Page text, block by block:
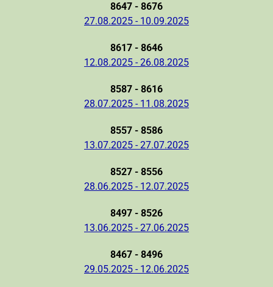
8647 - 8676
27.08.2025 - 10.09.2025
8617 - 8646
12.08.2025 - 26.08.2025
8587 - 8616
28.07.2025 - 11.08.2025
8557 - 8586
13.07.2025 - 27.07.2025
8527 - 8556
28.06.2025 - 12.07.2025
8497 - 8526
13.06.2025 - 27.06.2025
8467 - 8496
29.05.2025 - 12.06.2025